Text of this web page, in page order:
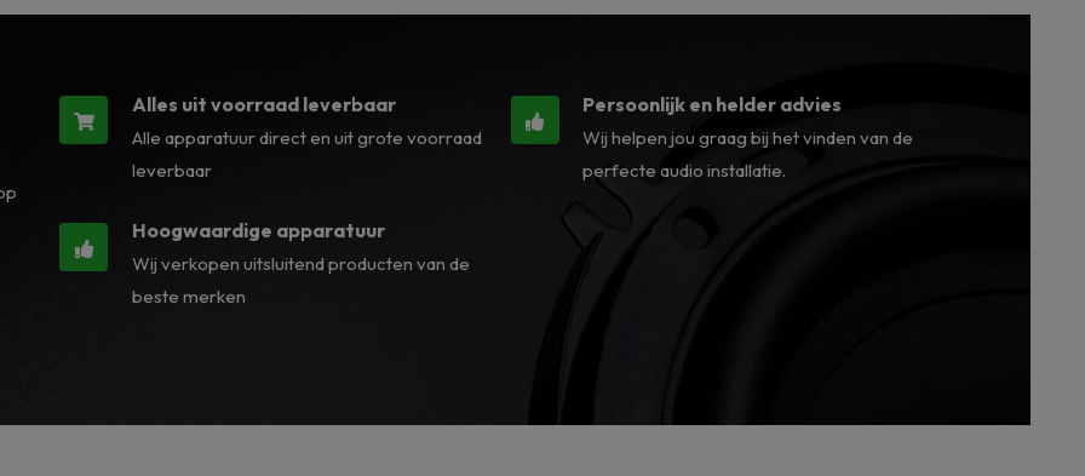
Alles uit voorraad leverbaar
Alle apparatuur direct en uit grote voorraad
leverbaar
Persoonlijk en helder advies
Wij helpen jou graag bij het vinden van de
perfecte audio installatie.
Hoogwaardige apparatuur
Wij verkopen uitsluitend producten van de
beste merken